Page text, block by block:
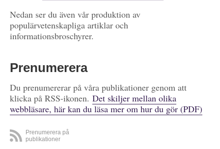
Nedan ser du även vår produktion av
populärvetenskapliga artiklar och
informationsbroschyrer.
Prenumerera
Du prenumererar på våra publikationer genom att
klicka på RSS-ikonen. Det skiljer mellan olika
webbläsare, här kan du läsa mer om hur du gör (PDF)
Prenumerera på
publikationer